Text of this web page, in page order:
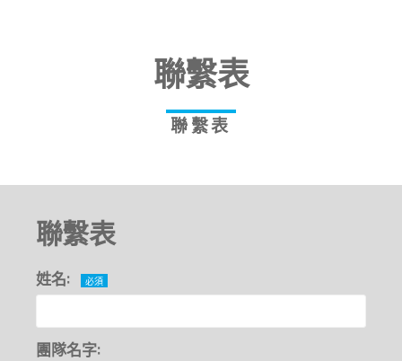
站
聯繫表
聯繫表
聯繫表
姓名: 必須
團隊名字: